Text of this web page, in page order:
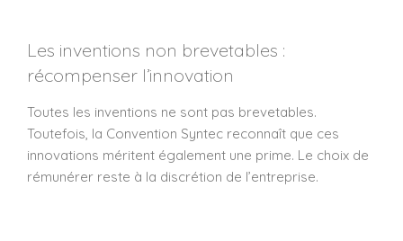
Les inventions non brevetables :
récompenser l’innovation
Toutes les inventions ne sont pas brevetables.
Toutefois, la Convention Syntec reconnaît que ces
innovations méritent également une prime. Le choix de
rémunérer reste à la discrétion de l’entreprise.